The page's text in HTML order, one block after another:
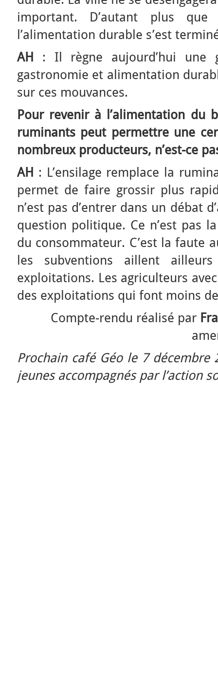
important. D’autant plus
l’alimentation durable s’est
AH
: Il règne aujourd’hui une
gastronomie et alimentation
sur ces mouvances.
Pour revenir à l’alimentation du
ruminants peut permettre une
nombreux producteurs, n’est-ce
AH : L’ensilage remplace la
permet de faire grossir plus
n’est pas d’entrer dans un débat
question politique. Ce n’est pas
du consommateur. C’est la faute
les subventions aillent
exploitations. Les agriculteurs
des exploitations qui font moins
Compte-rendu réalisé par
Prochain café Géo le 7 décembre
jeunes accompagnés par l’action